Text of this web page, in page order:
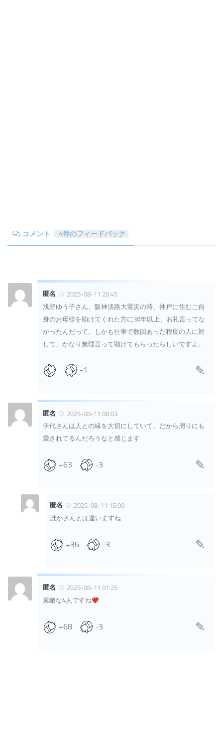
コメント 4件のフィードバック
匿名
2025-08-11 20:45
浅野ゆう子さん、阪神淡路大震災の時、神戸に住むご自
身のお母様を助けてくれた方に30年以上、お礼言ってな
かったんだって。しかも仕事で数回あった程度の人に対
して、かなり無理言って助けてもらったらしいですよ。
-1
匿名
2025-08-11 08:03
伊代さんは人との縁を大切にしていて、だから周りにも
愛されてるんだろうなと感じます
+63 -3
匿名
2025-08-11 15:00
誰かさんとは違いますね
+36 -3
匿名
2025-08-11 01:25
素敵な4人ですね
+68 -3